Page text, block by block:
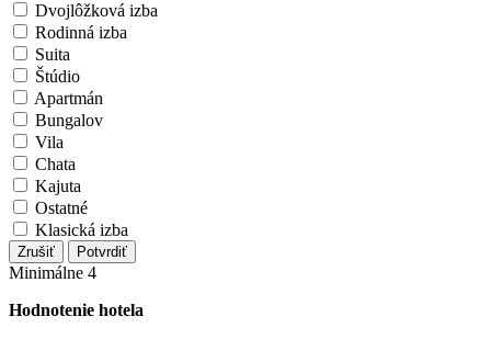
Dvojlôžková izba
Rodinná izba
Suita
Štúdio
Apartmán
Bungalov
Vila
Chata
Kajuta
Ostatné
Klasická izba
Zrušiť Potvrdiť
Minimálne 4
Hodnotenie hotela